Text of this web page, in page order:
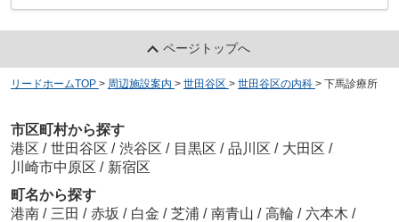
ページトップへ
リードホームTOP > 周辺施設案内 > 世田谷区 > 世田谷区の内科 > 下馬診療所
市区町村から探す
港区 / 世田谷区 / 渋谷区 / 目黒区 / 品川区 / 大田区 /
川崎市中原区 / 新宿区
町名から探す
港南 / 三田 / 赤坂 / 白金 / 芝浦 / 南青山 / 高輪 / 六本木 /